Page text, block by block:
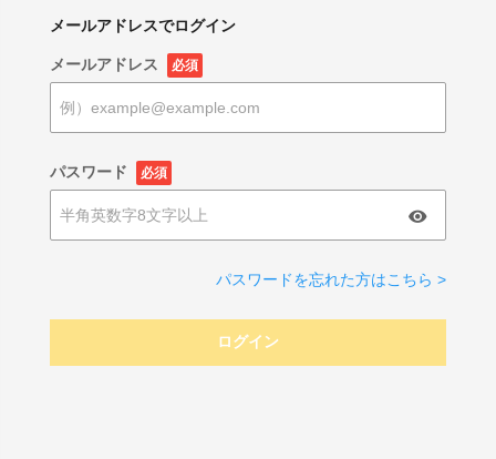
メールアドレスでログイン
メールアドレス 必須
パスワード 必須
パスワードを忘れた方はこちら >
ログイン